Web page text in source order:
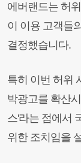
에버랜드는 허
이 이용 고객들
결정했습니다.
특히 이번 허위
박광고를 확산
스'라는 점에서
위한 조치임을